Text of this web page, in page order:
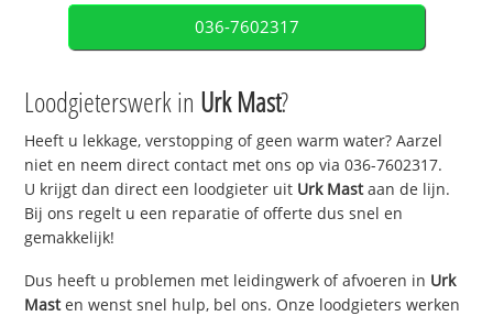
036-7602317
Loodgieterswerk in Urk Mast?
Heeft u lekkage, verstopping of geen warm water? Aarzel
niet en neem direct contact met ons op via 036-7602317.
U krijgt dan direct een loodgieter uit Urk Mastaan de lijn.
Bij ons regelt u een reparatie of offerte dus snel en
gemakkelijk!
Dus heeft u problemen met leidingwerk of afvoeren in Urk
Masten wenst snel hulp, bel ons. Onze loodgieters werken